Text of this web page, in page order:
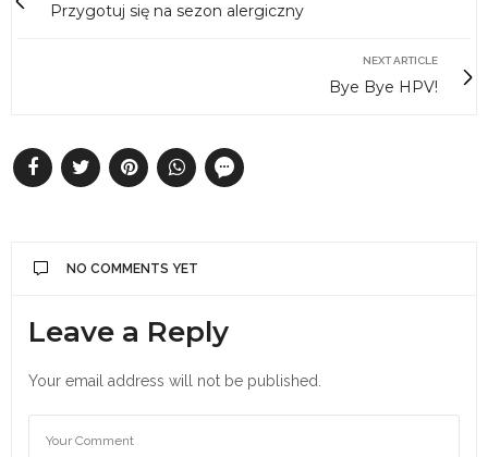
Przygotuj się na sezon alergiczny
NEXT ARTICLE
Bye Bye HPV!
NO COMMENTS YET
Leave a Reply
Your email address will not be published.